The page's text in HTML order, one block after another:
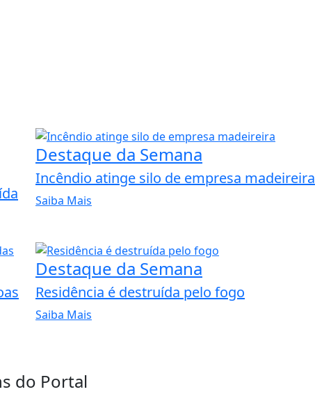
Destaque da Semana
Incêndio atinge silo de empresa madeireira
Saiba Mais
Destaque da Semana
Residência é destruída pelo fogo
Saiba Mais
do Portal